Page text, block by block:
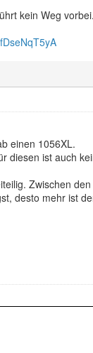
kein Weg vorbei.
einen 1056XL.
diesen ist auch
Zwischen
desto mehr ist